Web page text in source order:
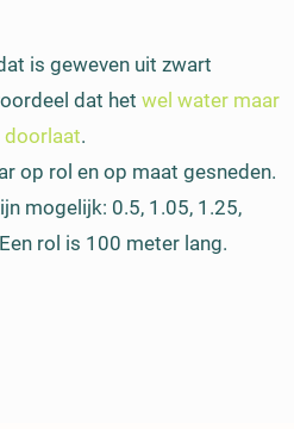
is geweven uit zwart
dat hetwel water maar
doorlaat.
op rol en op maat gesneden.
mogelijk: 0.5, 1.05, 1.25,
rol is 100 meter lang.